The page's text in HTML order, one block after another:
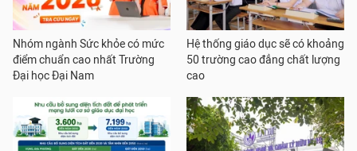
Nhóm ngành Sức khỏe có mức
điểm chuẩn cao nhất Trường
Đại học Đại Nam
Hệ thống giáo dục sẽ có khoảng
50 trường cao đẳng chất lượng
cao